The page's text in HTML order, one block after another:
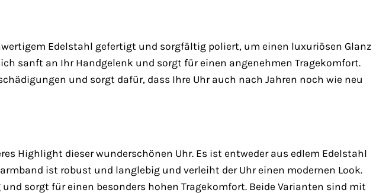
Edelstahl gefertigt und sorgfältig poliert, um einen luxuriösen Glanz
sanft an Ihr Handgelenk und sorgt für einen angenehmen Tragekomfort.
und sorgt dafür, dass Ihre Uhr auch nach Jahren noch wie neu
Highlight dieser wunderschönen Uhr. Es ist entweder aus edlem Edelstahl
ist robust und langlebig und verleiht der Uhr einen modernen Look.
sorgt für einen besonders hohen Tragekomfort. Beide Varianten sind mit